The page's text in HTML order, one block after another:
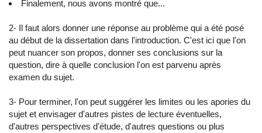
Finalement, nous avons montré que...
2- Il faut alors donner une réponse au problème qui a été posé
au début de la dissertation dans l'introduction. C'est ici que l'on
peut nuancer son propos, donner ses conclusions sur la
question, dire à quelle conclusion l'on est parvenu après
examen du sujet.
3- Pour terminer, l'on peut suggérer les limites ou les apories du
sujet et envisager d'autres pistes de lecture éventuelles,
d'autres perspectives d'étude, d'autres questions ou plus